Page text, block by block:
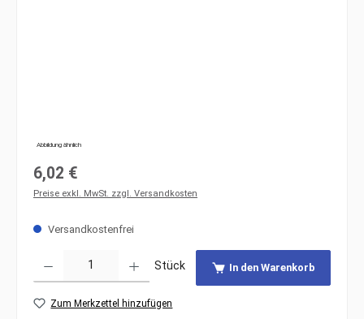
Abbildung ähnlich
Regulärer Preis:
6,02 €
Preise exkl. MwSt. zzgl. Versandkosten
Versandkostenfrei
Stück In den Warenkorb
Zum Merkzettel hinzufügen